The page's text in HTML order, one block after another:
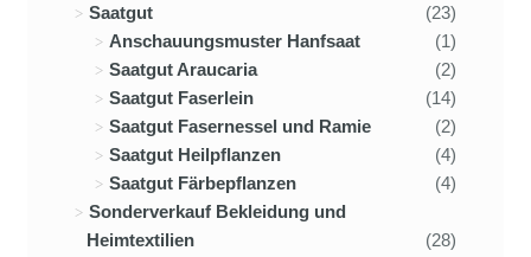
Saatgut
(23)
Anschauungsmuster Hanfsaat
(1)
Saatgut Araucaria
(2)
Saatgut Faserlein
(14)
Saatgut Fasernessel und Ramie
(2)
Saatgut Heilpflanzen
(4)
Saatgut Färbepflanzen
(4)
Sonderverkauf Bekleidung und
Heimtextilien
(28)